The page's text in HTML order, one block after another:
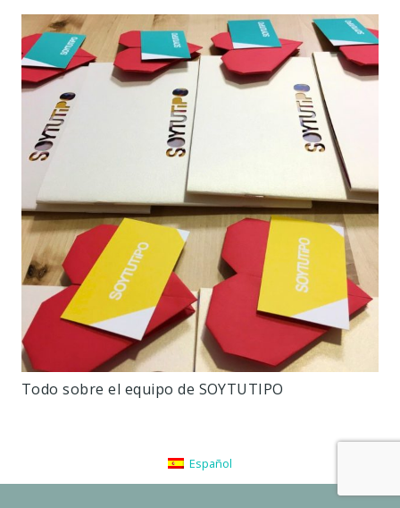
Todo sobre el equipo de SOYTUTIPO
Español